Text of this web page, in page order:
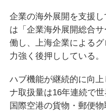
企業の海外展開を支援
は「企業海外展開総合
働し、上海企業による
力強く後押ししている。
ハブ機能が継続的に向
ナ取扱量は16年連続で
国際空港の貨物・郵便